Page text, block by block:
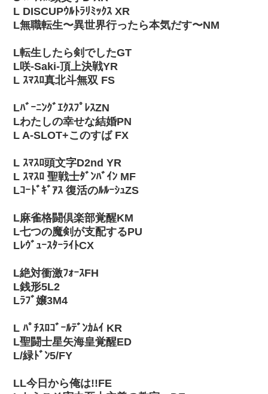
L DISCUPｳﾙﾄﾗﾘﾐｯｸｽ XR
L無職転生〜異世界行ったら本気だす〜NM
L転生したら剣でしたGT
L咲-Saki-頂上決戦YR
L ｽﾏｽﾛ真北斗無双 FS
LﾊﾞｰﾆﾝｸﾞｴｸｽﾌﾟﾚｽZN
Lわたしの幸せな結婚PN
L A-SLOT+このすば FX
L ｽﾏｽﾛ頭文字D2nd YR
L ｽﾏｽﾛ 聖戦士ﾀﾞﾝﾊﾞｲﾝ MF
Lｺｰﾄﾞｷﾞｱｽ 復活のﾙﾙｰｼｭZS
L麻雀格闘倶楽部覚醒KM
L七つの魔剣が支配するPU
LﾚｳﾞｭｰｽﾀｰﾗｲﾄCX
L絶対衝激ﾌｫｰｽFH
L銭形5L2
Lﾗﾌﾞ嬢3M4
L ﾊﾟﾁｽﾛｺﾞｰﾙﾃﾞﾝｶﾑｲ KR
L聖闘士星矢海皇覚醒ED
L/緑ﾄﾞﾝ5/FY
LL今日から俺は!!FE